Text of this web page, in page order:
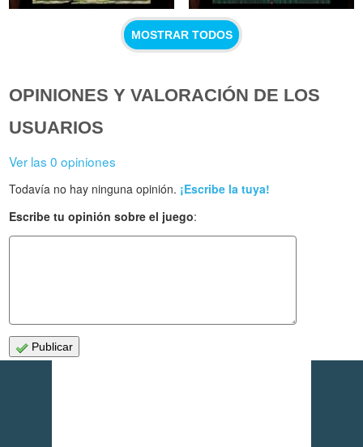
MOSTRAR TODOS
OPINIONES Y VALORACIÓN DE LOS
USUARIOS
Ver las 0 opiniones
Todavía no hay ninguna opinión. ¡Escribe la tuya!
Escribe tu opinión sobre el juego:
Publicar